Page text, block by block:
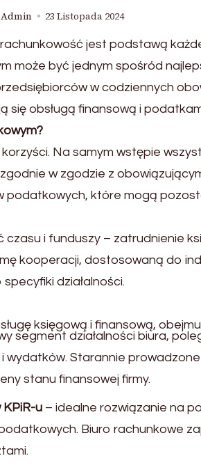
Admin 23 Listopada 2024
jest podstawą
może być jednym spośród
w codziennych
się obsługą finansową i
Na samym wstępie
w zgodzie z
podatkowych, które mogą
i funduszy – zatrudnienie
kooperacji, dostosowaną do
działalności.
księgową i finansową,
segment działalności biura,
wydatków. Starannie
stanu finansowej firmy.
u – idealne rozwiązanie na
Biuro rachunkowe